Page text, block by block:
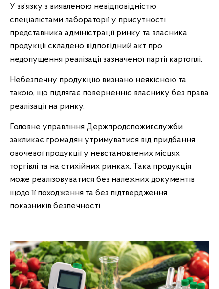
У зв’язку з виявленою невідповідністю
спеціалістами лабораторії у присутності
представника адміністрації ринку та власника
продукції складено відповідний акт про
недопущення реалізації зазначеної партії картоплі.
Небезпечну продукцію визнано неякісною та
такою, що підлягає поверненню власнику без права
реалізації на ринку.
Головне управління Держпродспоживслужби
закликає громадян утримуватися від придбання
овочевої продукції у невстановлених місцях
торгівлі та на стихійних ринках. Така продукція
може реалізовуватися без належних документів
щодо її походження та без підтвердження
показників безпечності.